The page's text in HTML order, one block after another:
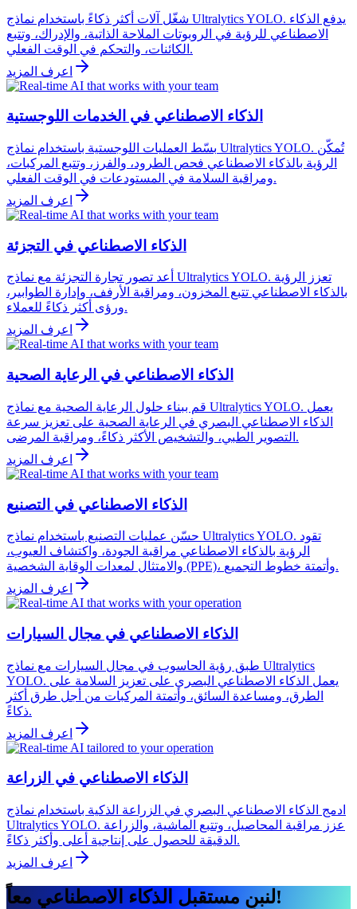
شغّل آلات أكثر ذكاءً باستخدام نماذج Ultralytics YOLO. يدفع الذكاء
الاصطناعي للرؤية في الروبوتات الملاحة الذاتية، والإدراك، وتتبع
الكائنات، والتحكم في الوقت الفعلي.
اعرف المزيد
الذكاء الاصطناعي في الخدمات اللوجستية
بسّط العمليات اللوجستية باستخدام نماذج Ultralytics YOLO. تُمكّن
الرؤية بالذكاء الاصطناعي فحص الطرود، والفرز، وتتبع المركبات،
ومراقبة السلامة في المستودعات في الوقت الفعلي.
اعرف المزيد
الذكاء الاصطناعي في التجزئة
أعد تصور تجارة التجزئة مع نماذج Ultralytics YOLO. تعزز الرؤية
بالذكاء الاصطناعي تتبع المخزون، ومراقبة الأرفف، وإدارة الطوابير،
ورؤى أكثر ذكاءً للعملاء.
اعرف المزيد
الذكاء الاصطناعي في الرعاية الصحية
قم ببناء حلول الرعاية الصحية مع نماذج Ultralytics YOLO. يعمل
الذكاء الاصطناعي البصري في الرعاية الصحية على تعزيز سرعة
التصوير الطبي، والتشخيص الأكثر ذكاءً، ومراقبة المرضى.
اعرف المزيد
الذكاء الاصطناعي في التصنيع
حسّن عمليات التصنيع باستخدام نماذج Ultralytics YOLO. تقود
الرؤية بالذكاء الاصطناعي مراقبة الجودة، واكتشاف العيوب،
والامتثال لمعدات الوقاية الشخصية (PPE)، وأتمتة خطوط التجميع.
اعرف المزيد
الذكاء الاصطناعي في مجال السيارات
طبق رؤية الحاسوب في مجال السيارات مع نماذج Ultralytics
YOLO. يعمل الذكاء الاصطناعي البصري على تعزيز السلامة على
الطرق، ومساعدة السائق، وأتمتة المركبات من أجل طرق أكثر
ذكاءً.
اعرف المزيد
الذكاء الاصطناعي في الزراعة
ادمج الذكاء الاصطناعي البصري في الزراعة الذكية باستخدام نماذج
Ultralytics YOLO. عزز مراقبة المحاصيل، وتتبع الماشية، والزراعة
الدقيقة للحصول على إنتاجية أعلى وأكثر ذكاءً.
اعرف المزيد
لنبنِ مستقبل الذكاء الاصطناعي معاً!